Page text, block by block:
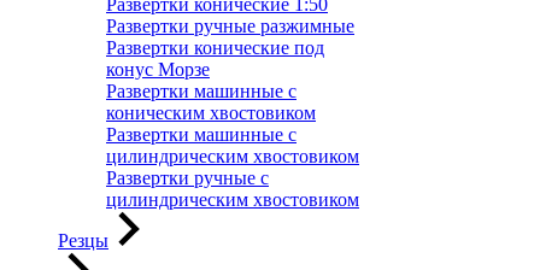
Развертки конические 1:50
Развертки ручные разжимные
Развертки конические под
конус Морзе
Развертки машинные с
коническим хвостовиком
Развертки машинные с
цилиндрическим хвостовиком
Развертки ручные с
цилиндрическим хвостовиком
Резцы